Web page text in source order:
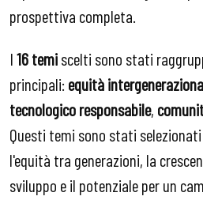
prospettiva completa.
I16 temiscelti sono stati
principali: equità
tecnologico responsabile,
Questi temi sono stati
l'equità tra generazioni, la
sviluppo e il potenziale per un